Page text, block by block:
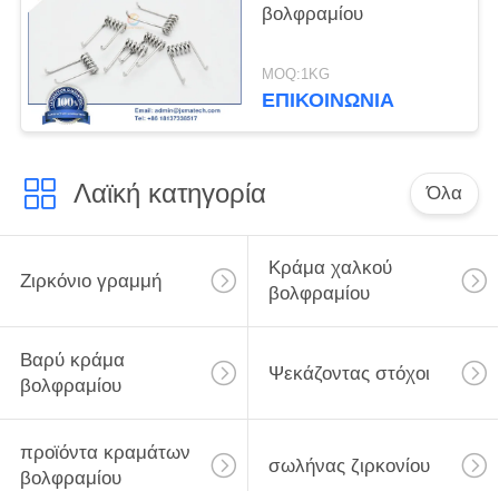
βολφραμίου
MOQ:1KG
ΕΠΙΚΟΙΝΩΝΊΑ
Λαϊκή κατηγορία Όλα
Ζιρκόνιο γραμμή
Κράμα χαλκού
βολφραμίου
Βαρύ κράμα
βολφραμίου
Ψεκάζοντας στόχοι
προϊόντα κραμάτων
βολφραμίου
σωλήνας ζιρκονίου